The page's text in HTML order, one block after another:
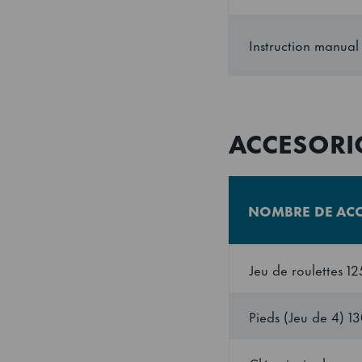
Profundo
Altura incluyendo
piernas (mínimo)
Altura incluyendo
patas (máximo)
Altura (en caja)
Volumen (en caja)
Instruction manual
NOMBRE DE
Jeu de roulettes
Pieds (Jeu de 4)